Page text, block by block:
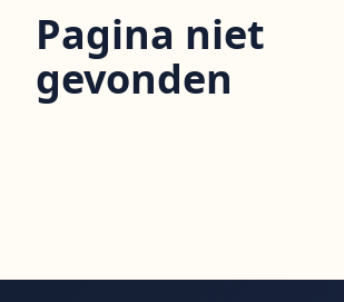
Pagina niet
gevonden